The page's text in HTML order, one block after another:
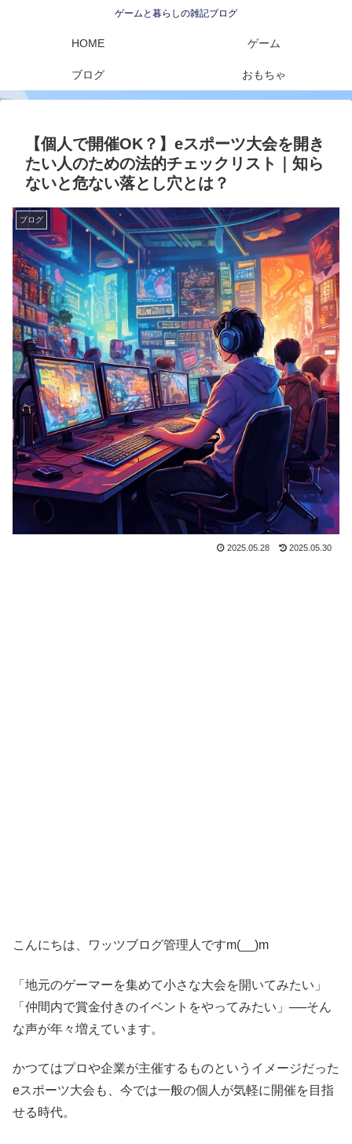
ゲームと暮らしの雑記ブログ
HOME ゲーム
ブログ おもちゃ
【個人で開催OK？】eスポーツ大会を開き
たい人のための法的チェックリスト｜知ら
ないと危ない落とし穴とは？
ブログ
2025.05.28 2025.05.30
こんにちは、ワッツブログ管理人ですm(__)m
「地元のゲーマーを集めて小さな大会を開いてみたい」
「仲間内で賞金付きのイベントをやってみたい」──そん
な声が年々増えています。
かつてはプロや企業が主催するものというイメージだった
eスポーツ大会も、今では一般の個人が気軽に開催を目指
せる時代。